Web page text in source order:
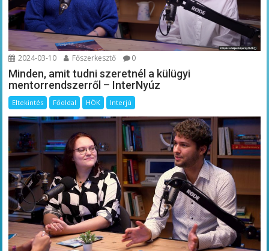
2024-03-10 Főszerkesztő 0
Minden, amit tudni szeretnél a külügyi
mentorrendszerről – InterNyúz
Eltekintés Főoldal HÖK Interjú